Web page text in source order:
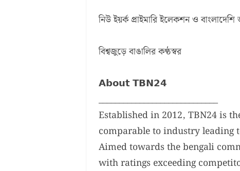
নিউ ইয়র্ক প্রাইমারি ইলেকশন ও
বিশ্বজুড়ে বাঙালির কণ্ঠস্বর
𝗔𝗯𝗼𝘂𝘁 𝗧𝗕𝗡𝟮𝟰
_____________________________
Established in 2012, TBN24 is
comparable to industry leading
Aimed towards the bengali
with ratings exceeding